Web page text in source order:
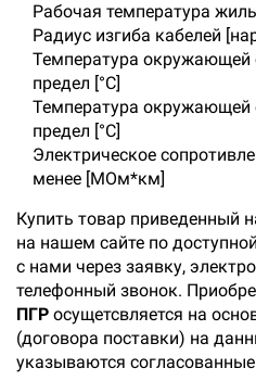
Рабочая температура
Радиус изгиба кабелей
Температура окружающей
предел [°C]
Температура окружающей
предел [°C]
Электрическое
менее [МОм*км]
Купить товар приведенный
на нашем сайте по
с нами через заявку,
телефонный звонок.
ПГР осущетсвляется на
(договора поставки) на
указываются